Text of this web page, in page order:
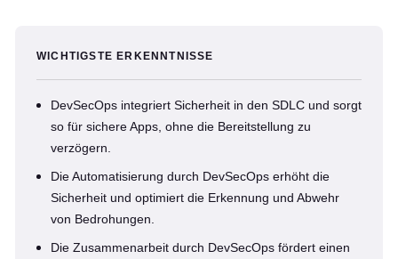
WICHTIGSTE ERKENNTNISSE
DevSecOps integriert Sicherheit in den SDLC und sorgt
so für sichere Apps, ohne die Bereitstellung zu
verzögern.
Die Automatisierung durch DevSecOps erhöht die
Sicherheit und optimiert die Erkennung und Abwehr
von Bedrohungen.
Die Zusammenarbeit durch DevSecOps fördert einen